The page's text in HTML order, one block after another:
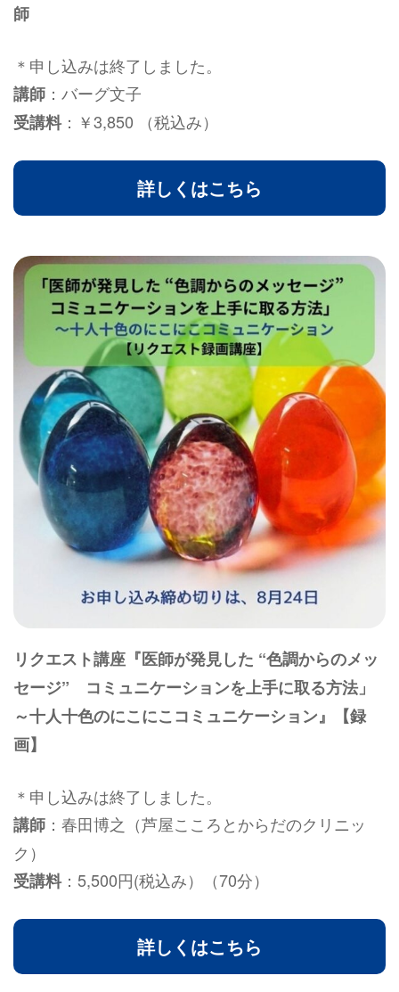
師
＊申し込みは終了しました。
講師 ：バーグ文子
受講料：￥3,850 （税込み）
詳しくはこちら
リクエスト講座『医師が発見した “色調からのメッ
セージ” コミュニケーションを上手に取る方法」
～十人十色のにこにこコミュニケーション』【録
画】
＊申し込みは終了しました。
講師 ：春田博之（芦屋こころとからだのクリニッ
ク）
受講料：5,500円(税込み）（70分）
詳しくはこちら